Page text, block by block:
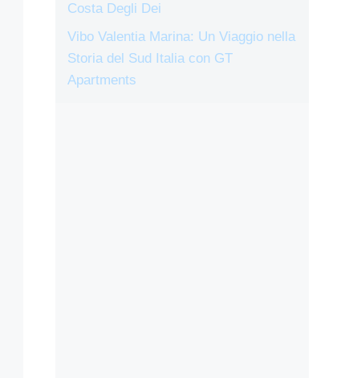
Costa Degli Dei
Vibo Valentia Marina: Un Viaggio nella
Storia del Sud Italia con GT
Apartments